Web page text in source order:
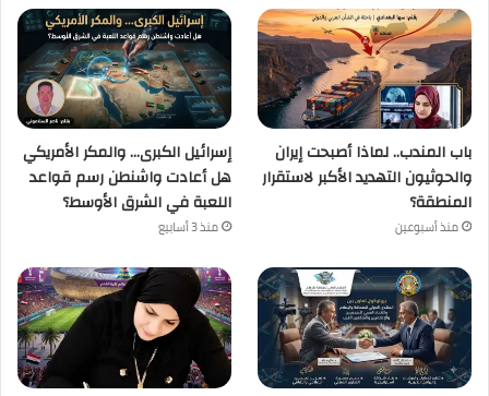
باب المندب.. لماذا أصبحت إيران
والحوثيون التهديد الأكبر لاستقرار
المنطقة؟
منذ أسبوعين
إسرائيل الكبرى… والمكر الأمريكي
هل أعادت واشنطن رسم قواعد
اللعبة في الشرق الأوسط؟
منذ 3 أسابيع